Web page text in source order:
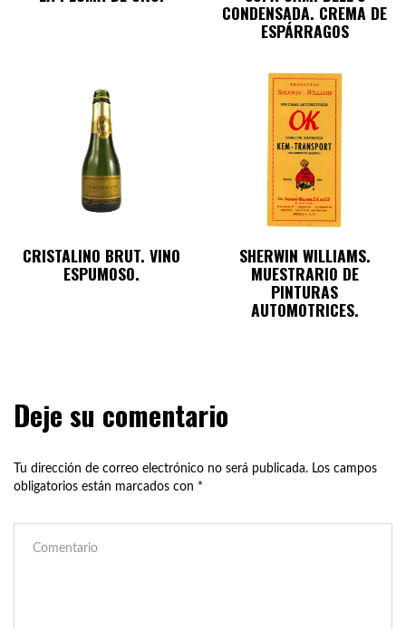
CONDENSADA. CREMA DE
ESPÁRRAGOS
CRISTALINO BRUT. VINO
ESPUMOSO.
SHERWIN WILLIAMS.
MUESTRARIO DE
PINTURAS
AUTOMOTRICES.
Deje su comentario
Tu dirección de correo electrónico no será publicada. Los campos
obligatorios están marcados con *